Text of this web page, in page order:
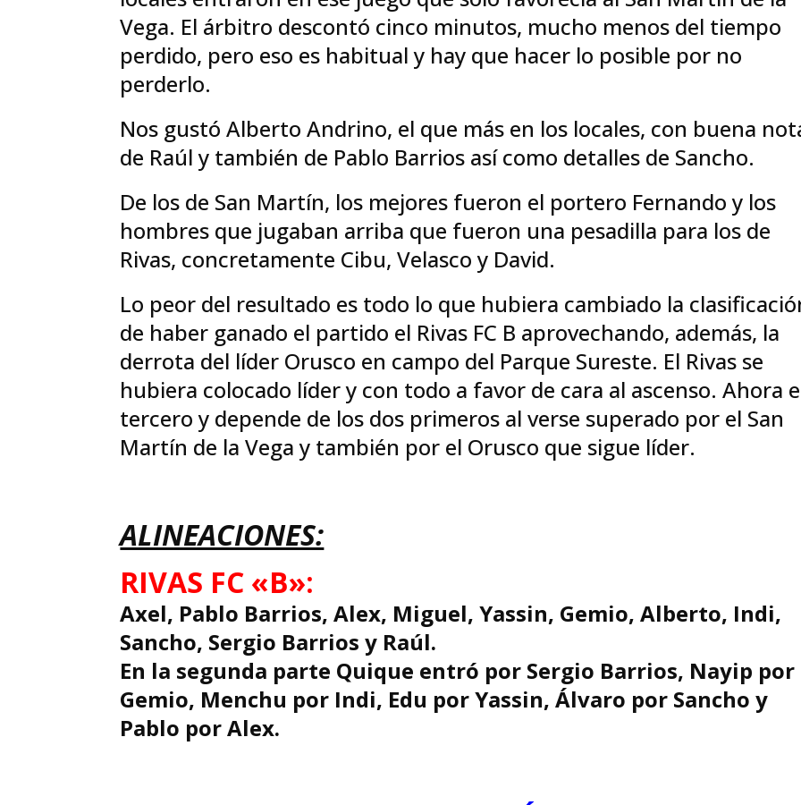
Vega. El árbitro descontó cinco minutos, mucho menos del tiempo
perdido, pero eso es habitual y hay que hacer lo posible por no
perderlo.
Nos gustó Alberto Andrino, el que más en los locales, con buena
de Raúl y también de Pablo Barrios así como detalles de Sancho.
De los de San Martín, los mejores fueron el portero Fernando y los
hombres que jugaban arriba que fueron una pesadilla para los de
Rivas, concretamente Cibu, Velasco y David.
Lo peor del resultado es todo lo que hubiera cambiado la
de haber ganado el partido el Rivas FC B aprovechando, además, la
derrota del líder Orusco en campo del Parque Sureste. El Rivas se
hubiera colocado líder y con todo a favor de cara al ascenso. Ahora
tercero y depende de los dos primeros al verse superado por el San
Martín de la Vega y también por el Orusco que sigue líder.
ALINEACIONES:
RIVAS FC «B»:
Axel, Pablo Barrios, Alex, Miguel, Yassin, Gemio, Alberto, Indi,
Sancho, Sergio Barrios y Raúl.
En la segunda parte Quique entró por Sergio Barrios, Nayip por
Gemio, Menchu por Indi, Edu por Yassin, Álvaro por Sancho y
Pablo por Alex.